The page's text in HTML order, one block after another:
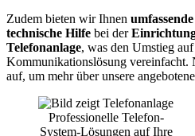
Zudem bieten wir Ihnen
technische Hilfe bei der
Telefonanlage, was den Umstieg
Kommunikationslösung vereinfacht.
auf, um mehr über unsere
Professionelle Telefon-
System-Lösungen auf Ihre